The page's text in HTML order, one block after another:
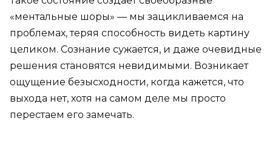
«ментальные шоры» — мы зацикливаемся на
проблемах, теряя способность видеть картину
целиком. Сознание сужается, и даже очевидные
решения становятся невидимыми. Возникает
ощущение безысходности, когда кажется, что
выхода нет, хотя на самом деле мы просто
перестаем его замечать.